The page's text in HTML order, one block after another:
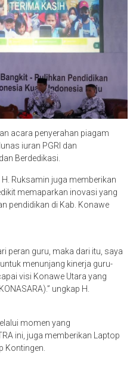
acara penyerahan piagam
iuran PGRI dan
Berdedikasi.
Ruksamin juga memberikan
memaparkan inovasi yang
pendidikan di Kab. Konawe
peran guru, maka dari itu, saya
menunjang kinerja guru-
visi Konawe Utara yang
ungkap H.
momen yang
ini, juga memberikan Laptop
Kontingen.